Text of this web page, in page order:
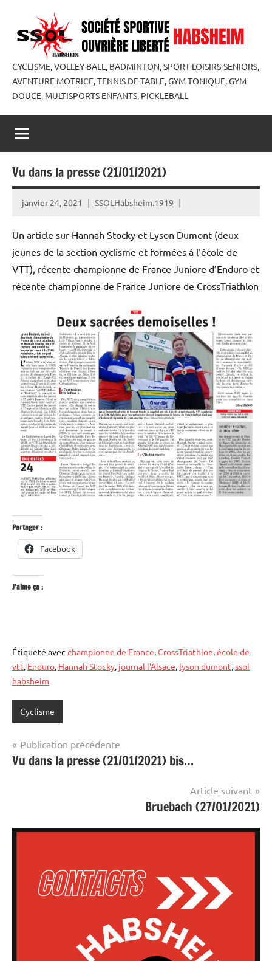
contenu
CYCLISME, VOLLEY-BALL, BADMINTON, SPORT-LOISIRS-SENIORS,
AVENTURE MOTRICE, TENNIS DE TABLE, GYM TONIQUE, GYM
DOUCE, MULTISPORTS ENFANTS, PICKLEBALL
Vu dans la presse (21/01/2021)
janvier 24, 2021 SSOLHabsheim.1919
Un article sur Hannah Stocky et Lyson Dumont (deux
jeunes de la section cyclisme et formées à l’école de
VTT), récente championne de France Juniore d’Enduro et
récente championne de France Juniore de CrossTriathlon
Partager :
Facebook
J’aime ça :
Étiqueté avec championne de France,CrossTriathlon,école de
vtt, Enduro, Hannah Stocky, journal l'Alsace, lyson dumont,ssol
habsheim
Cyclisme
Navigation
de
Publication précédente
Vu dans la presse (21/01/2021) bis…
Article suivant
Bruebach (27/01/2021)